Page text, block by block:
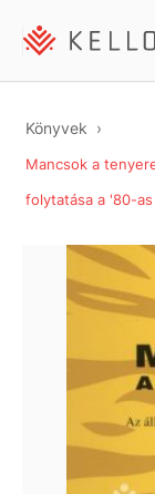
Könyvek
Mancsok a
folytatása a '80-